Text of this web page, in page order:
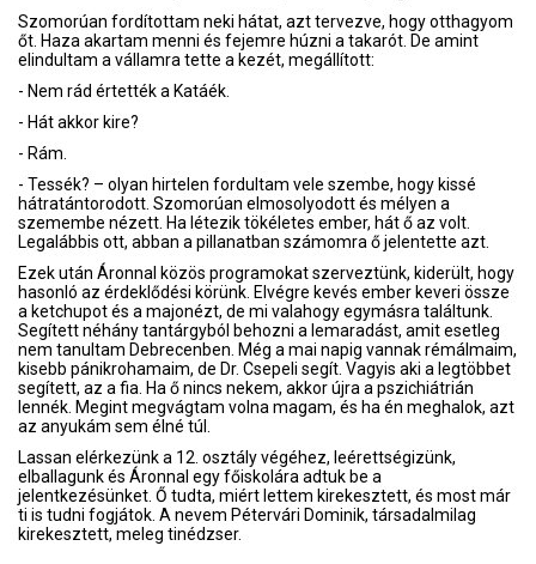
Szomorúan fordítottam neki hátat, azt tervezve, hogy otthagyom
őt. Haza akartam menni és fejemre húzni a takarót. De amint
elindultam a vállamra tette a kezét, megállított:
- Nem rád értették a Katáék.
- Hát akkor kire?
- Rám.
- Tessék? – olyan hirtelen fordultam vele szembe, hogy kissé
hátratántorodott. Szomorúan elmosolyodott és mélyen a
szemembe nézett. Ha létezik tökéletes ember, hát ő az volt.
Legalábbis ott, abban a pillanatban számomra ő jelentette azt.
Ezek után Áronnal közös programokat szerveztünk, kiderült, hogy
hasonló az érdeklődési körünk. Elvégre kevés ember keveri össze
a ketchupot és a majonézt, de mi valahogy egymásra találtunk.
Segített néhány tantárgyból behozni a lemaradást, amit esetleg
nem tanultam Debrecenben. Még a mai napig vannak rémálmaim,
kisebb pánikrohamaim, de Dr. Csepeli segít. Vagyis aki a legtöbbet
segített, az a fia. Ha ő nincs nekem, akkor újra a pszichiátrián
lennék. Megint megvágtam volna magam, és ha én meghalok, azt
az anyukám sem élné túl.
Lassan elérkezünk a 12. osztály végéhez, leérettségizünk,
elballagunk és Áronnal egy főiskolára adtuk be a
jelentkezésünket. Ő tudta, miért lettem kirekesztett, és most már
ti is tudni fogjátok. A nevem Pétervári Dominik, társadalmilag
kirekesztett, meleg tinédzser.